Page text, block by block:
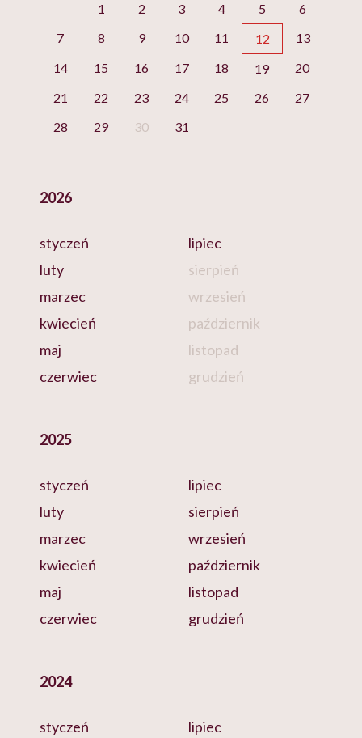
1
2 3 4 5
6
7
8 9 10 11 12
13
14
15 16 17 18 19
20
21
22 23 24 25 26
27
28
29 30 31
2026
styczeń
luty
marzec
kwiecień
maj
czerwiec
lipiec
sierpień
wrzesień
październik
listopad
grudzień
2025
styczeń
luty
marzec
kwiecień
maj
czerwiec
lipiec
sierpień
wrzesień
październik
listopad
grudzień
2024
styczeń lipiec